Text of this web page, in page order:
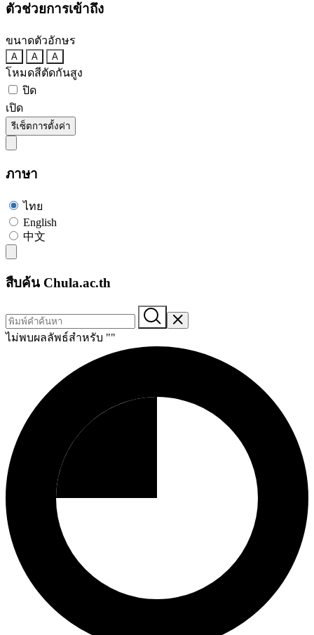
ตัวช่วยการเข้าถึง
ขนาดตัวอักษร
A A A
โหมดสีตัดกันสูง
ปิด
เปิด
รีเซ็ตการตั้งค่า
ภาษา
ไทย
English
中文
สืบค้น Chula.ac.th
ไม่พบผลลัพธ์สำหรับ ""